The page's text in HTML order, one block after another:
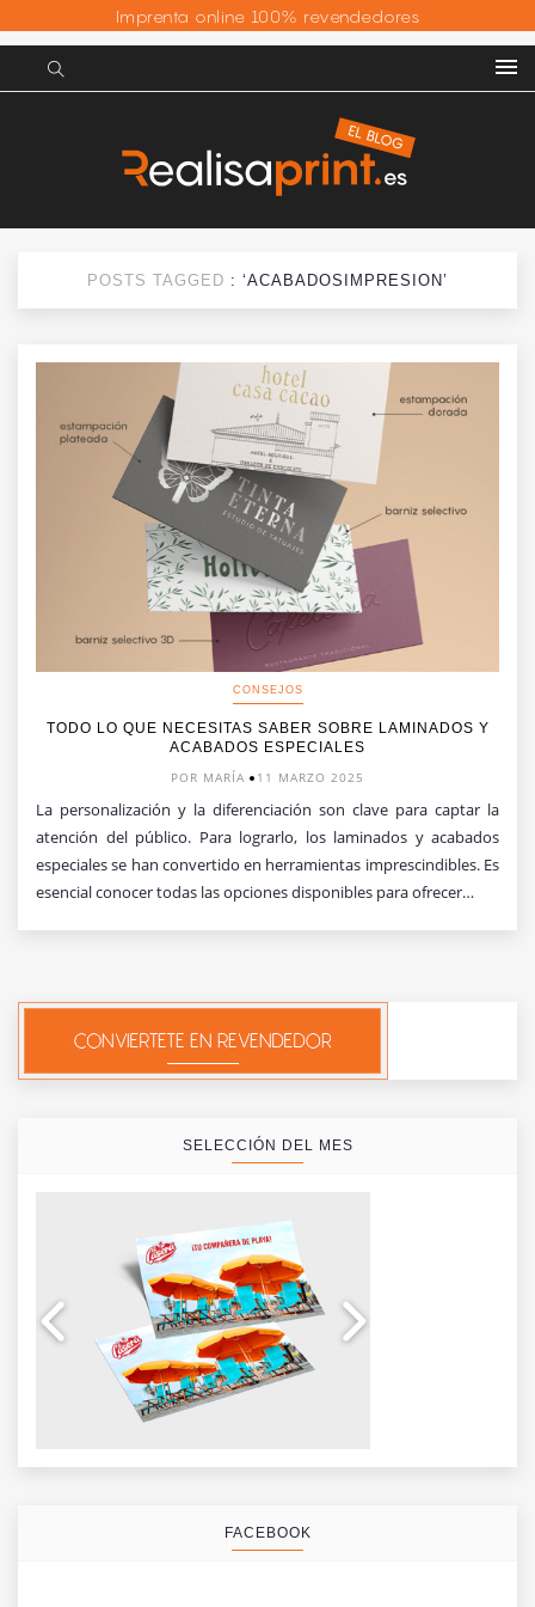
Imprenta online 100% revendedores
POSTS TAGGED : ‘ACABADOSIMPRESION’
CONSEJOS
TODO LO QUE NECESITAS SABER SOBRE LAMINADOS Y
ACABADOS ESPECIALES
POR MARÍA
11 MARZO 2025
La personalización y la diferenciación son clave para captar la
atención del público. Para lograrlo, los laminados y acabados
especiales se han convertido en herramientas imprescindibles. Es
esencial conocer todas las opciones disponibles para ofrecer…
SELECCIÓN DEL MES
FACEBOOK